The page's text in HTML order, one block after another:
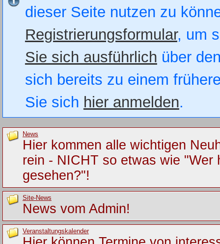
dieser Seite nutzen zu
Registrierungsformular, um
Sie sich ausführlich über
sich bereits zu einem
Sie sich hier anmelden.
News
Hier kommen alle wichtigen
rein - NICHT so etwas wie "Wer
gesehen?"!
Site-News
News vom Admin!
Veranstaltungskalender